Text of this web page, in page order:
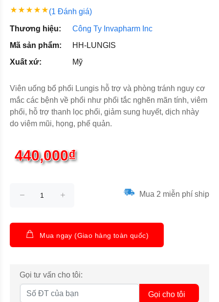
(1 Đánh giá)
Thương hiệu:
Công Ty Invapharm Inc
Mã sản phẩm:
HH-LUNGIS
Xuất xứ:
Mỹ
Viên uống bổ phổi Lungis hỗ trợ và phòng tránh nguy cơ
mắc các bệnh về phổi như phổi tắc nghẽn mãn tính, viêm
phổi, hỗ trợ thanh lọc phổi, giảm sung huyết, dịch nhày
do viêm mũi, họng, phế quản.
440,000₫
Mua 2 miễn phí ship
Mua ngay (Giao hàng toàn quốc)
Gọi tư vấn cho tôi:
Gọi cho tôi